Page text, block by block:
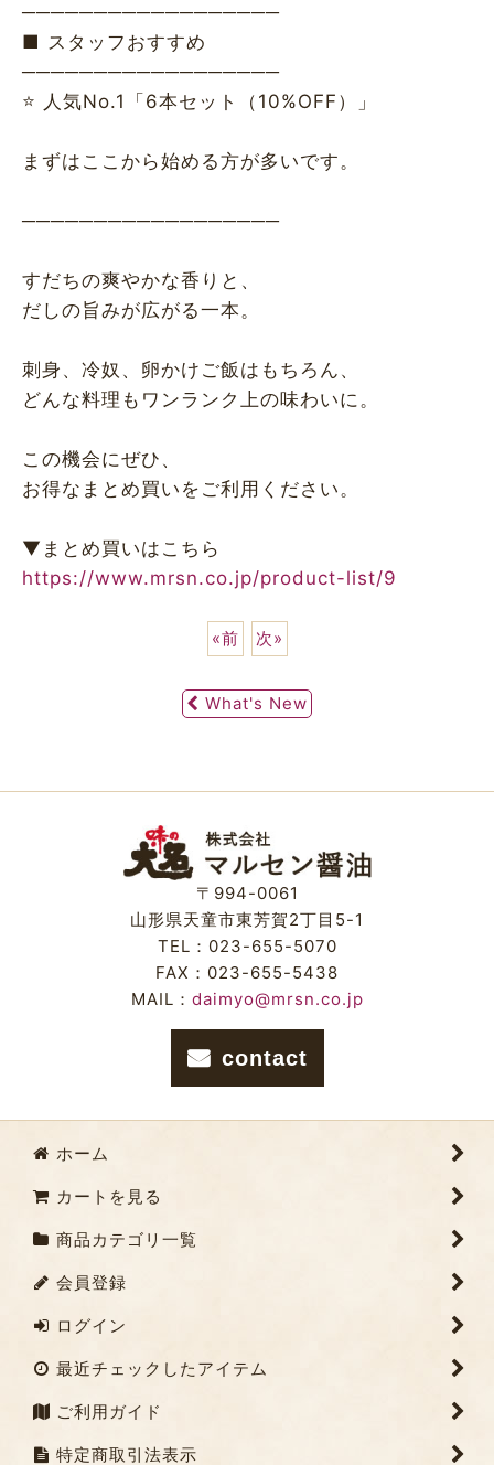
──────────────────
■ スタッフおすすめ
──────────────────
⭐ 人気No.1「6本セット（10%OFF）」
まずはここから始める方が多いです。
──────────────────
すだちの爽やかな香りと、
だしの旨みが広がる一本。
刺身、冷奴、卵かけご飯はもちろん、
どんな料理もワンランク上の味わいに。
この機会にぜひ、
お得なまとめ買いをご利用ください。
▼まとめ買いはこちら
https://www.mrsn.co.jp/product-list/9
«前 次»
What's New
〒994-0061
山形県天童市東芳賀2丁目5-1
TEL：023-655-5070
FAX：023-655-5438
MAIL： daimyo@mrsn.co.jp
contact
ホーム
カートを見る
商品カテゴリ一覧
会員登録
ログイン
最近チェックしたアイテム
ご利用ガイド
特定商取引法表示